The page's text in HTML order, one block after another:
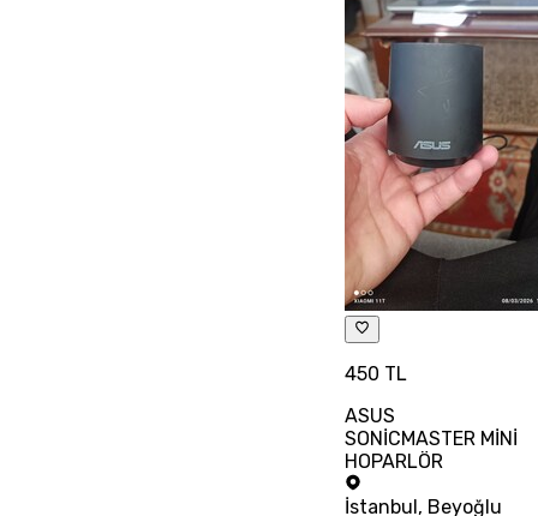
450 TL
ASUS
SONİCMASTER MİNİ
HOPARLÖR
İstanbul, Beyoğlu